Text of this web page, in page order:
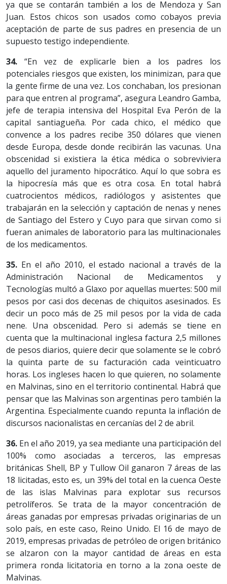
ya que se contarán también a los de Mendoza y San
Juan. Estos chicos son usados como cobayos previa
aceptación de parte de sus padres en presencia de un
supuesto testigo independiente.
34. “En vez de explicarle bien a los padres los
potenciales riesgos que existen, los minimizan, para que
la gente firme de una vez. Los conchaban, los presionan
para que entren al programa”, asegura Leandro Gamba,
jefe de terapia intensiva del Hospital Eva Perón de la
capital santiagueña. Por cada chico, el médico que
convence a los padres recibe 350 dólares que vienen
desde Europa, desde donde recibirán las vacunas. Una
obscenidad si existiera la ética médica o sobreviviera
aquello del juramento hipocrático. Aquí lo que sobra es
la hipocresía más que es otra cosa. En total habrá
cuatrocientos médicos, radiólogos y asistentes que
trabajarán en la selección y captación de nenas y nenes
de Santiago del Estero y Cuyo para que sirvan como si
fueran animales de laboratorio para las multinacionales
de los medicamentos.
35. En el año 2010, el estado nacional a través de la
Administración Nacional de Medicamentos y
Tecnologías multó a Glaxo por aquellas muertes: 500 mil
pesos por casi dos decenas de chiquitos asesinados. Es
decir un poco más de 25 mil pesos por la vida de cada
nene. Una obscenidad. Pero si además se tiene en
cuenta que la multinacional inglesa factura 2,5 millones
de pesos diarios, quiere decir que solamente se le cobró
la quinta parte de su facturación cada veinticuatro
horas. Los ingleses hacen lo que quieren, no solamente
en Malvinas, sino en el territorio continental. Habrá que
pensar que las Malvinas son argentinas pero también la
Argentina. Especialmente cuando repunta la inflación de
discursos nacionalistas en cercanías del 2 de abril.
36. En el año 2019, ya sea mediante una participación del
100% como asociadas a terceros, las empresas
británicas Shell, BP y Tullow Oil ganaron 7 áreas de las
18 licitadas, esto es, un 39% del total en la cuenca Oeste
de las islas Malvinas para explotar sus recursos
petrolíferos. Se trata de la mayor concentración de
áreas ganadas por empresas privadas originarias de un
solo país, en este caso, Reino Unido. El 16 de mayo de
2019, empresas privadas de petróleo de origen británico
se alzaron con la mayor cantidad de áreas en esta
primera ronda licitatoria en torno a la zona oeste de
Malvinas.